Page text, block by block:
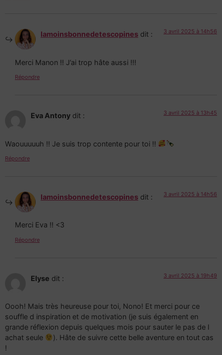
lamoinsbonnedetescopines dit : 3 avril 2025 à 14h56
Merci Manon !! J’ai trop hâte aussi !!!
Répondre
Eva Antony dit : 3 avril 2025 à 13h45
Waouuuuuh !! Je suis trop contente pour toi !!
Répondre
lamoinsbonnedetescopines dit : 3 avril 2025 à 14h56
Merci Eva !! <3
Répondre
Elyse dit : 3 avril 2025 à 19h49
Oooh! Mais très heureuse pour toi, Nono! Et merci pour ce
souffle d inspiration et de motivation (je suis également en
grande réflexion depuis quelques mois pour sauter le pas de l
achat seule
). Hâte de suivre cette belle aventure en tout cas
!